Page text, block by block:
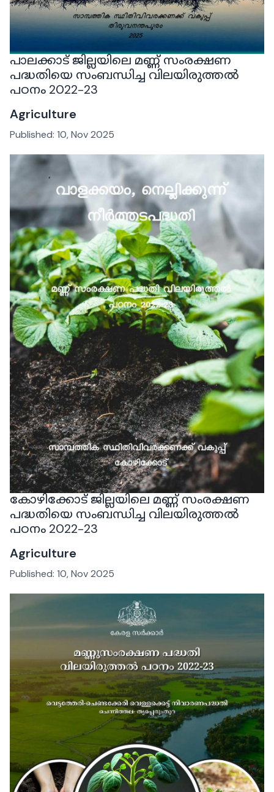
പാലക്കാട് ജില്ലയിലെ മണ്ണ് സംരക്ഷണ
പദ്ധതിയെ സംബന്ധിച്ച വിലയിരുത്തൽ
പഠനം 2022-23
Agriculture
Published: 10, Nov 2025
കോഴിക്കോട് ജില്ലയിലെ മണ്ണ് സംരക്ഷണ
പദ്ധതിയെ സംബന്ധിച്ച വിലയിരുത്തൽ
പഠനം 2022-23
Agriculture
Published: 10, Nov 2025